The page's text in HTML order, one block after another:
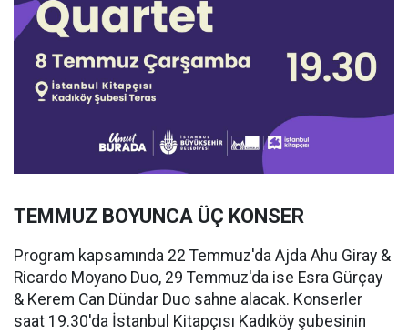
TEMMUZ BOYUNCA ÜÇ KONSER
Program kapsamında 22 Temmuz'da Ajda Ahu Giray &
Ricardo Moyano Duo, 29 Temmuz'da ise Esra Gürçay
& Kerem Can Dündar Duo sahne alacak. Konserler
saat 19.30'da İstanbul Kitapçısı Kadıköy şubesinin